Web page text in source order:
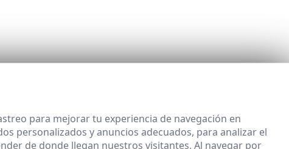
de Peróxido de Hidrógeno, Plata y núcleo enterozix (aceites esenciales).
para mejorar tu experiencia de navegación en
personalizados y anuncios adecuados, para analizar el
de donde llegan nuestros visitantes. Al navegar por